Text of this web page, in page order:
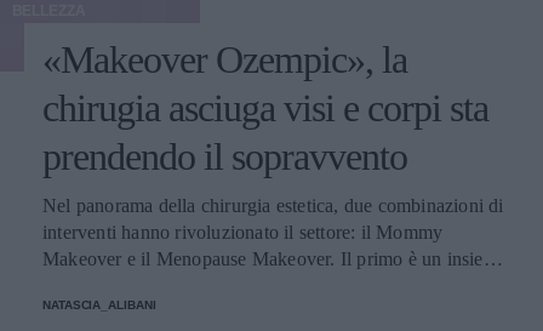
«Makeover Ozempic», la
chirugia asciuga visi e corpi sta
prendendo il sopravvento
Nel panorama della chirurgia estetica, due combinazioni di
interventi hanno rivoluzionato il settore: il Mommy
Makeover e il Menopause Makeover. Il primo è un insieme
donne a recuperare la forma fisica e l'aspetto che avevano
NATASCIA_ALIBANI